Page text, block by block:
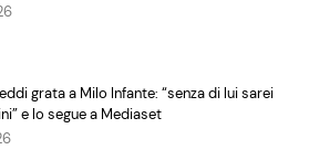
grata a Milo Infante: “senza di lui sarei
e lo segue a Mediaset